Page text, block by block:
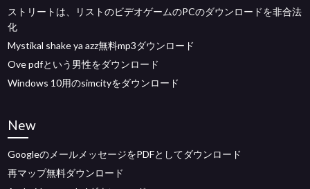
ストリートは、リストのビデオゲームのPCのダウンロードを非合法
化
Mystikal shake ya azz無料mp3ダウンロード
Ove pdfという男性をダウンロード
Windows 10用のsimcityをダウンロード
New
GoogleのメールメッセージをPDFとしてダウンロード
再マップ無料ダウンロード